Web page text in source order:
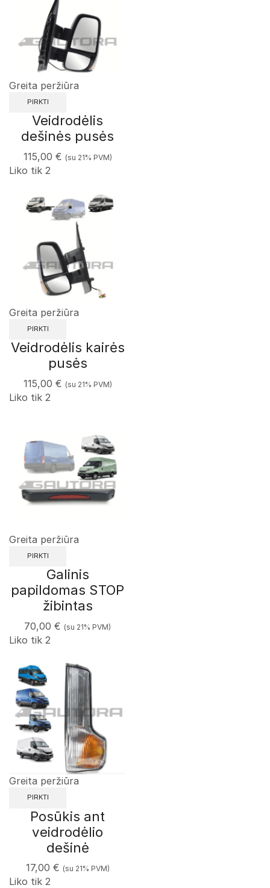
Greita peržiūra
PIRKTI
Veidrodėlis
dešinės pusės
115,00 € (su 21% PVM)
Liko tik 2
Greita peržiūra
PIRKTI
Veidrodėlis kairės
pusės
115,00 € (su 21% PVM)
Liko tik 2
Greita peržiūra
PIRKTI
Galinis
papildomas STOP
žibintas
70,00 € (su 21% PVM)
Liko tik 2
Greita peržiūra
PIRKTI
Posūkis ant
veidrodėlio
dešinė
17,00 € (su 21% PVM)
Liko tik 2